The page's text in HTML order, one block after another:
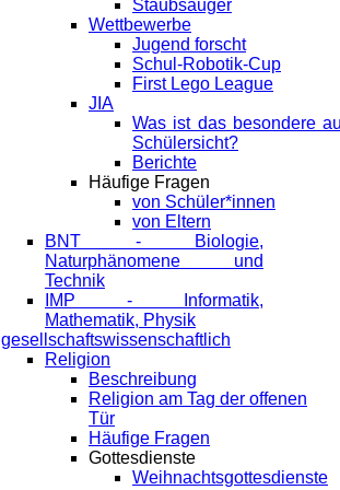
Staubsauger
Wettbewerbe
Jugend forscht
Schul-Robotik-Cup
First Lego League
JIA
Was ist das besondere
Schülersicht?
Berichte
Häufige Fragen
von Schüler*innen
von Eltern
BNT - Biologie,
Naturphänomene und
Technik
IMP - Informatik,
Mathematik, Physik
gesellschaftswissenschaftlich
Religion
Beschreibung
Religion am Tag der offenen
Tür
Häufige Fragen
Gottesdienste
Weihnachtsgottesdienste